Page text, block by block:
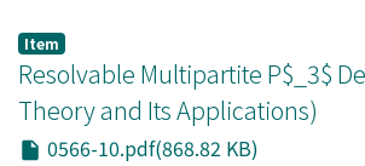
Item
Resolvable Multipartite P$_3$
Theory and Its Applications)
0566-10.pdf(868.82 KB)